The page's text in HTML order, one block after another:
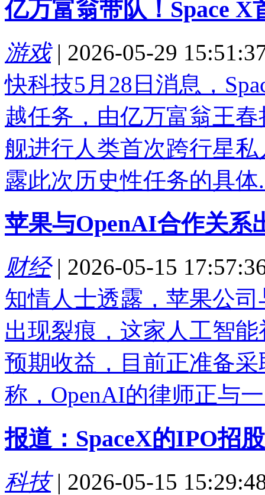
亿万富翁带队！Space
游戏| 2026-05-29
快科技5月28日消息，
越任务，由亿万富翁王
舰进行人类首次跨行星
露此次历史性任务的具体
苹果与OpenAI合作关系
财经| 2026-05-15
知情人士透露，苹果公
出现裂痕，这家人工智
预期收益，目前正准备
称，OpenAI的律师正与
报道：SpaceX的IPO招
科技| 2026-05-15